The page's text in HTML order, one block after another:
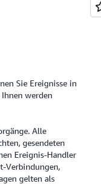
Sie Ereignisse in
werden
Alle
gesendeten
Ereignis-Handler
Verbindungen,
gelten als